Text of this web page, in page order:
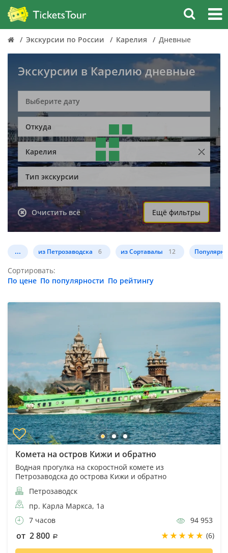
Экскурсии по России Карелия Дневные
Экскурсии в Карелию дневные
Откуда
Карелия
Тип экскурсии
Очистить всё Ещё фильтры
... из Петрозаводска 6 из Сортавалы 12
Сортировать:
По цене По популярности По рейтингу
Комета на остров Кижи и обратно
Водная прогулка на скоростной комете из
Петрозаводска до острова Кижи и обратно
Петрозаводск
пр. Карла Маркса, 1а
7 часов
94 953
от 2 800 (6)